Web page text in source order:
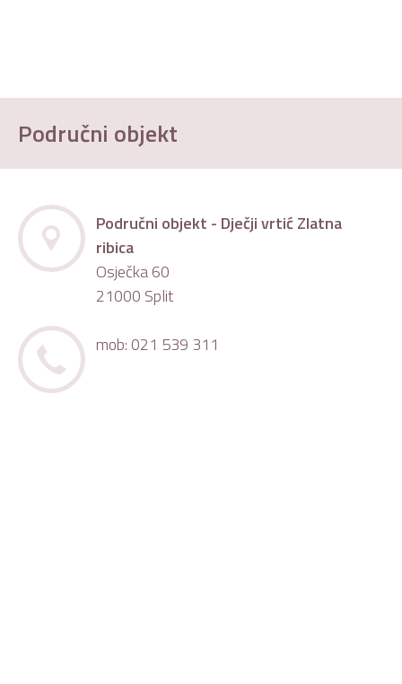
Područni objekt
Područni objekt - Dječji vrtić Zlatna
ribica
Osječka 60
21000 Split
mob: 021 539 311